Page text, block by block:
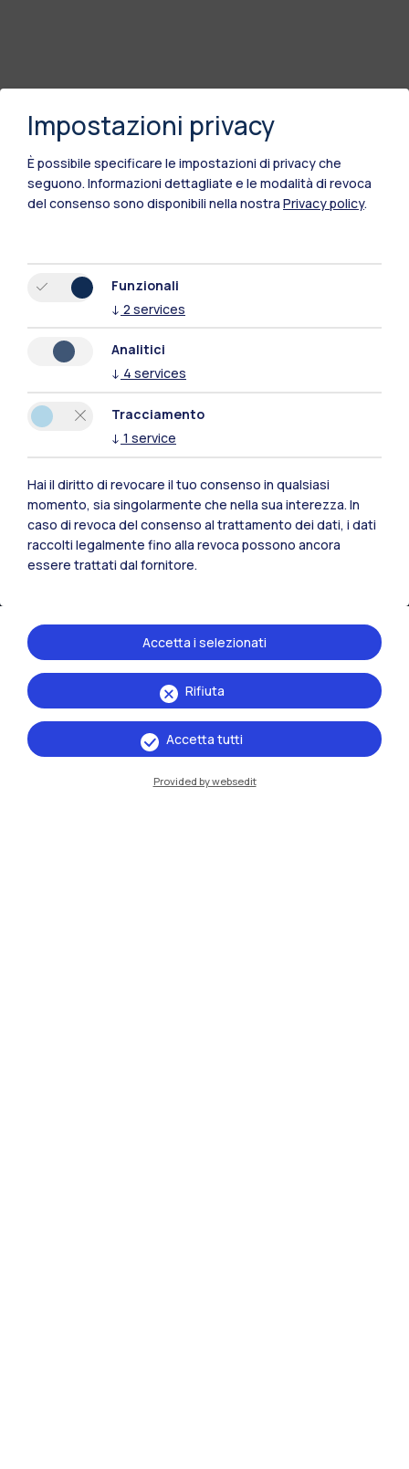
Polimi Community
Tutti i siti dell’ecosistema
Impostazioni privacy
È possibile specificare le impostazioni di privacy che
seguono. Informazioni dettagliate e le modalità di revoca
del consenso sono disponibili nella nostra Privacy policy.
Funzionali
↓ 2 services
Analitici
↓ 4 services
Tracciamento
↓ 1 service
Hai il diritto di revocare il tuo consenso in qualsiasi
momento, sia singolarmente che nella sua interezza. In
caso di revoca del consenso al trattamento dei dati, i dati
raccolti legalmente fino alla revoca possono ancora
essere trattati dal fornitore.
Rifiuta
Accetta i selezionati
Accetta tutti
Provided by websedit